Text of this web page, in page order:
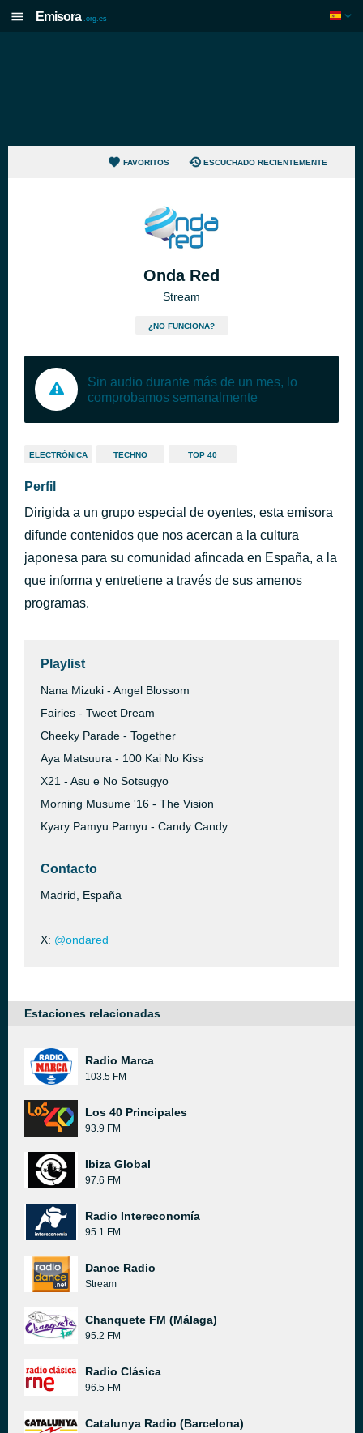
Emisora .org.es
FAVORITOS ESCUCHADO RECIENTEMENTE
Onda Red
Stream
¿NO FUNCIONA?
Sin audio durante más de un mes, lo
comprobamos semanalmente
ELECTRÓNICA TECHNO TOP 40
Perfil
Dirigida a un grupo especial de oyentes, esta emisora
difunde contenidos que nos acercan a la cultura
japonesa para su comunidad afincada en España, a la
que informa y entretiene a través de sus amenos
programas.
Playlist
Nana Mizuki - Angel Blossom
Fairies - Tweet Dream
Cheeky Parade - Together
Aya Matsuura - 100 Kai No Kiss
X21 - Asu e No Sotsugyo
Morning Musume '16 - The Vision
Kyary Pamyu Pamyu - Candy Candy
Contacto
Madrid, España
X: @ondared
Estaciones relacionadas
Radio Marca
103.5 FM
Los 40 Principales
93.9 FM
Ibiza Global
97.6 FM
Radio Intereconomía
95.1 FM
Dance Radio
Stream
Chanquete FM (Málaga)
95.2 FM
Radio Clásica
96.5 FM
Catalunya Radio (Barcelona)